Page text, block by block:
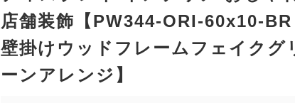
店舗装飾【PW344-ORI-60x10-BR
壁掛けウッドフレームフェイクグ
ーンアレンジ】